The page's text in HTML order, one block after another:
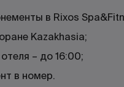
в Rixos
Kazakhasia;
– до 16:00;
в номер.